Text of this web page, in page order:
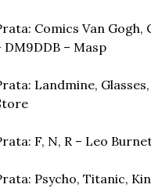
Comics Van Gogh,
DM9DDB – Masp
Landmine,
F, N, R – Leo
Psycho, Titanic,